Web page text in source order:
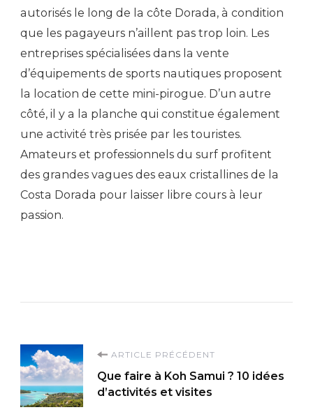
autorisés le long de la côte Dorada, à condition
que les pagayeurs n’aillent pas trop loin. Les
entreprises spécialisées dans la vente
d’équipements de sports nautiques proposent
la location de cette mini-pirogue. D’un autre
côté, il y a la planche qui constitue également
une activité très prisée par les touristes.
Amateurs et professionnels du surf profitent
des grandes vagues des eaux cristallines de la
Costa Dorada pour laisser libre cours à leur
passion.
Navigation
d'article
ARTICLE PRÉCÉDENT
Que faire à Koh Samui ? 10 idées
d’activités et visites